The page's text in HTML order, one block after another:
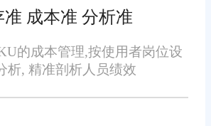
整记录所有供应链
商家可通过复盘各类
供货商供货能力、供
品品质，筛选优质合
准 成本准 分析准
的成本管理,按使用者岗位设
析, 精准剖析人员绩效